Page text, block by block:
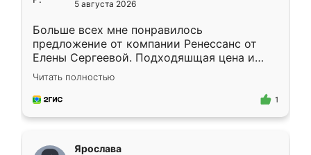
5 августа 2026
Больше всех мне понравилось
предложение от компании Ренессанс от
Елены Сергеевой. Подходяшщая цена и
короткие сроки изготовления. Приехавший
для замера сотрудник Владислав
предложил по моему эскизу самый
Читать полностью
1
Ярослава